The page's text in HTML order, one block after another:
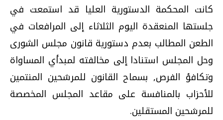
كانت المحكمة الدستورية العليا قد استمعت في
جلستها المنعقدة اليوم الثلاثاء إلى المرافعات في
الطعن المطالب بعدم دستورية قانون مجلس الشورى
وحل المجلس استنادا إلى مخالفته لمبدأي المساواة
وتكافؤ الفرص, بسماح القانون للمرشحين المنتمين
للأحزاب بالمنافسة على مقاعد المجلس المخصصة
للمرشحين المستقلين.